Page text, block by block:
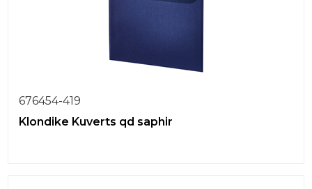
676454-419
Klondike Kuverts qd saphir